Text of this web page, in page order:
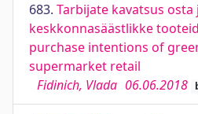
683. Tarbijate kavatsus
keskkonnasäästlikke
purchase intentions of
supermarket retail
Fidinich, Vlada 06.06.2018